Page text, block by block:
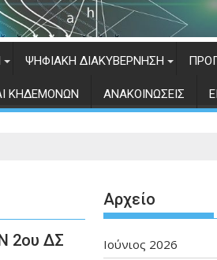
ΨΗΦΙΑΚΉ ΔΙΑΚΥΒΈΡΝΗΣΗ
ΚΗΔΕΜΌΝΩΝ ΑΝΑΚΟΙΝΏΣΕΙΣ
2ου ΔΣ
Αρχείο
Ιούνιος 2026